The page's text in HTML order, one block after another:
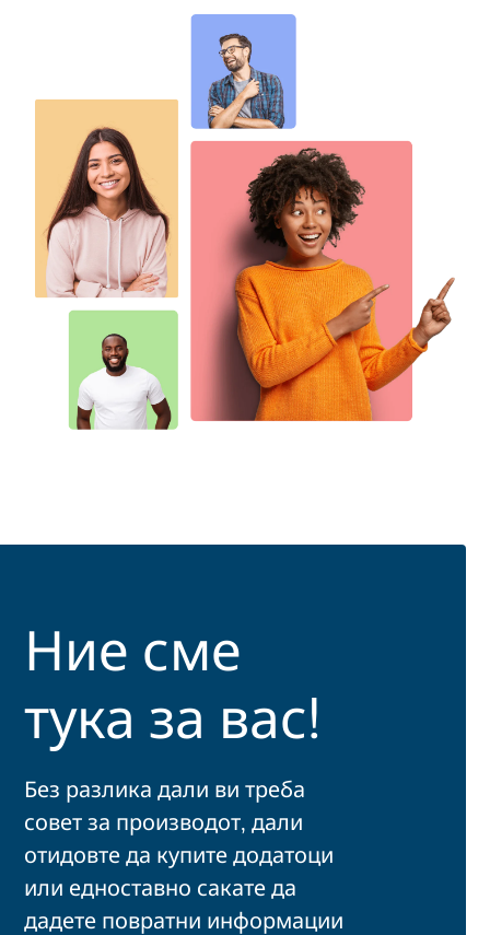
Ние сме
тука за вас!
Без разлика дали ви треба
совет за производот, дали
отидовте да купите додатоци
или едноставно сакате да
дадете повратни информации